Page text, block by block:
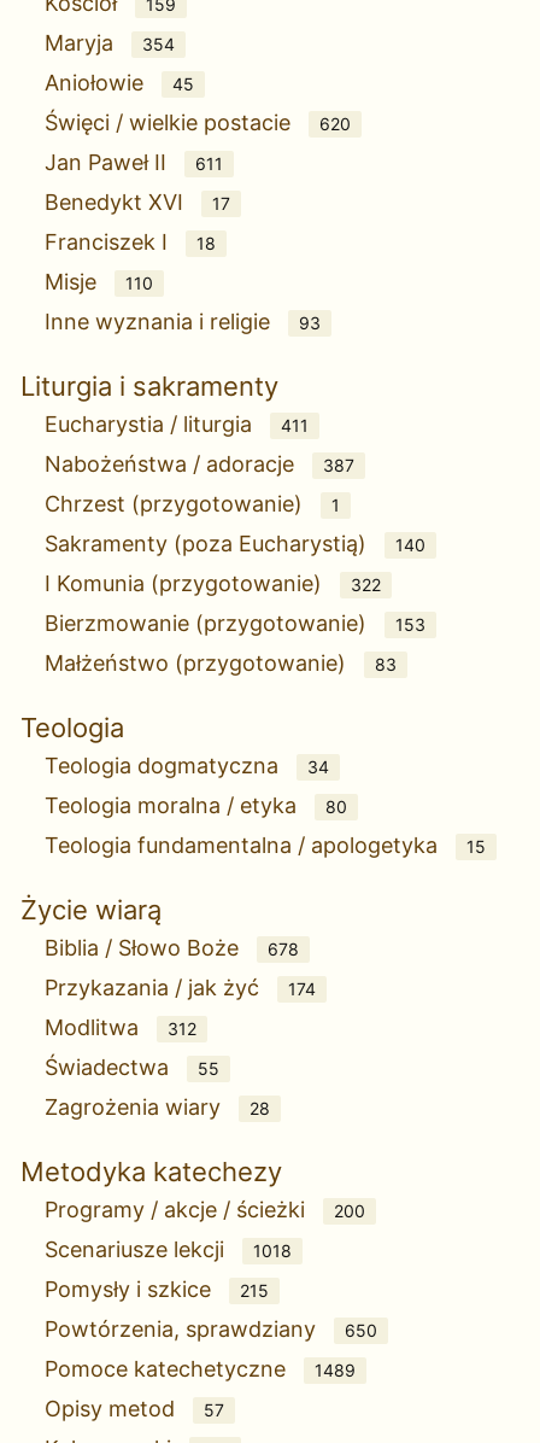
159
Maryja 354
Aniołowie 45
Święci / wielkie postacie 620
Jan Paweł II 611
Benedykt XVI 17
Franciszek I 18
Misje 110
Inne wyznania i religie 93
Liturgia i sakramenty
Eucharystia / liturgia 411
Nabożeństwa / adoracje 387
Chrzest (przygotowanie) 1
Sakramenty (poza Eucharystią) 140
I Komunia (przygotowanie) 322
Bierzmowanie (przygotowanie) 153
Małżeństwo (przygotowanie) 83
Teologia
Teologia dogmatyczna 34
Teologia moralna / etyka 80
Teologia fundamentalna / apologetyka 15
Życie wiarą
Biblia / Słowo Boże 678
Przykazania / jak żyć 174
Modlitwa 312
Świadectwa 55
Zagrożenia wiary 28
Metodyka katechezy
Programy / akcje / ścieżki 200
Scenariusze lekcji 1018
Pomysły i szkice 215
Powtórzenia, sprawdziany 650
Pomoce katechetyczne 1489
Opisy metod 57